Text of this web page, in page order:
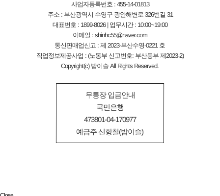
사업자등록번호 : 455-14-01813
주소 : 부산광역시 수영구 광안해변로 326번길 31
대표번호 : 1899-8026 | 업무시간 : 10:00~19:00
이메일 : shinhc55@naver.com
통신판매업신고 : 제 2023-부산수영-0221 호
직업정보제공사업 : (노동부 신고번호: 부산동부 제2023-2)
Copyright(c) 밤이슬 All Rights Reserved.
무통장 입금안내
국민은행
473801-04-170977
예금주 신항철(밤이슬)